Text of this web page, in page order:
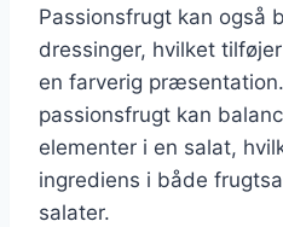
Passionsfrugt kan også
dressinger, hvilket
en farverig
passionsfrugt kan
elementer i en salat,
ingrediens i både
salater.